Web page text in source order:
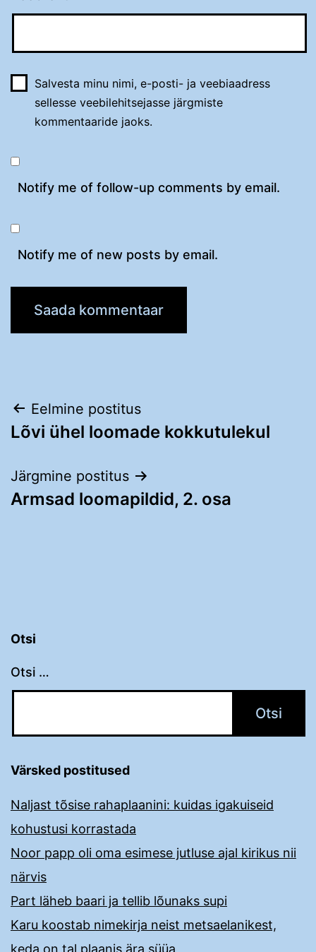
Salvesta minu nimi, e-posti- ja veebiaadress
sellesse veebilehitsejasse järgmiste
kommentaaride jaoks.
Notify me of follow-up comments by email.
Notify me of new posts by email.
Navigeerimine
Eelmine postitus
Lõvi ühel loomade kokkutulekul
Järgmine postitus
Armsad loomapildid, 2. osa
Otsi
Otsi …
Värsked postitused
Naljast tõsise rahaplaanini: kuidas igakuiseid
kohustusi korrastada
Noor papp oli oma esimese jutluse ajal kirikus nii
närvis
Part läheb baari ja tellib lõunaks supi
Karu koostab nimekirja neist metsaelanikest,
keda on tal plaanis ära süüa